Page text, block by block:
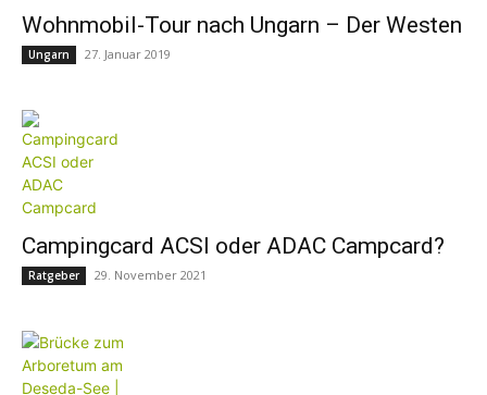
Wohnmobil-Tour nach Ungarn – Der Westen
Ungarn 27. Januar 2019
Campingcard ACSI oder ADAC Campcard?
Ratgeber 29. November 2021